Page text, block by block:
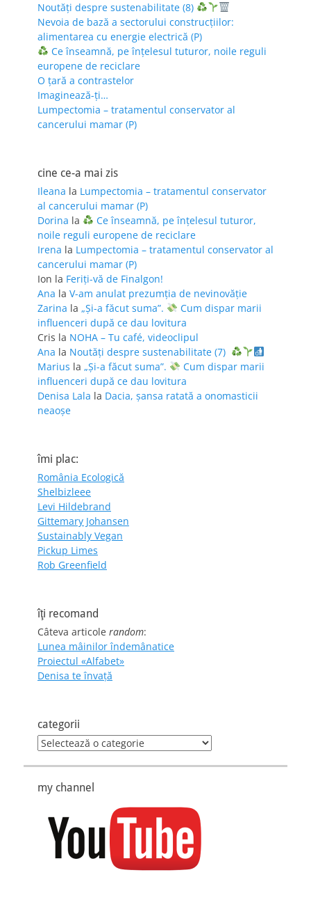
Noutăți despre sustenabilitate (8)
Nevoia de bază a sectorului construcțiilor:
alimentarea cu energie electrică (P)
Ce înseamnă, pe înțelesul tuturor, noile reguli
europene de reciclare
O țară a contrastelor
Imaginează-ți…
Lumpectomia – tratamentul conservator al
cancerului mamar (P)
cine ce-a mai zis
Ileana la Lumpectomia – tratamentul conservator
al cancerului mamar (P)
Dorina la
Ce înseamnă, pe înțelesul tuturor,
noile reguli europene de reciclare
Irena la Lumpectomia – tratamentul conservator al
cancerului mamar (P)
Ion la Feriţi-vă de Finalgon!
Ana la V-am anulat prezumția de nevinovăție
Zarina la „Și-a făcut suma”.
Cum dispar marii
influenceri după ce dau lovitura
Cris la NOHA – Tu café, videoclipul
Ana la Noutăți despre sustenabilitate (7)
Marius la „Și-a făcut suma”.
Cum dispar marii
influenceri după ce dau lovitura
Denisa Lala la Dacia, șansa ratată a onomasticii
neaoșe
îmi plac:
România Ecologică
Shelbizleee
Levi Hildebrand
Gittemary Johansen
Sustainably Vegan
Pickup Limes
Rob Greenfield
îţi recomand
Câteva articole random:
Lunea mâinilor îndemânatice
Proiectul «Alfabet»
Denisa te învaţă
categorii
categorii
my channel